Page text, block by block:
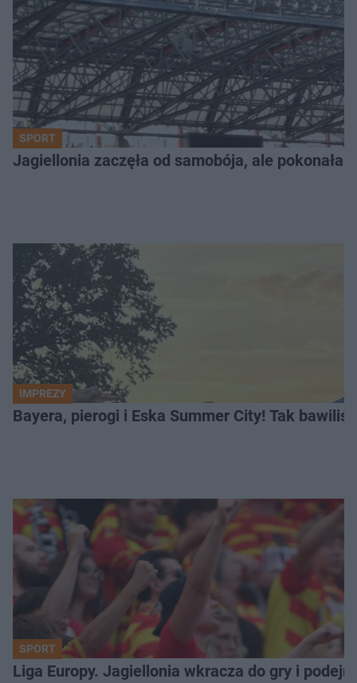
SPORT
Jagiellonia zaczęła od samobója, ale pokonała
IMPREZY
Bayera, pierogi i Eska Summer City! Tak
SPORT
Liga Europy. Jagiellonia wkracza do gry i